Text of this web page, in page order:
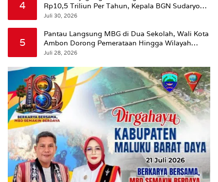
4
Rp10,5 Triliun Per Tahun, Kepala BGN Sudaryono
Beri Penjelasan
Juli 30, 2026
5
Pantau Langsung MBG di Dua Sekolah, Wali Kota
Ambon Dorong Pemerataan Hingga Wilayah
Leitimur Selatan
Juli 28, 2026